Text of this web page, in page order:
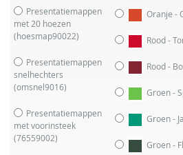
Presentatiemappen
met 20 hoezen
(hoesmap90022)
Presentatiemappen
snelhechters
(omsnel9016)
Presentatiemappen
met voorinsteek
(76559002)
Oranje -
Rood -
Rood -
Groen -
Groen -
Groen -